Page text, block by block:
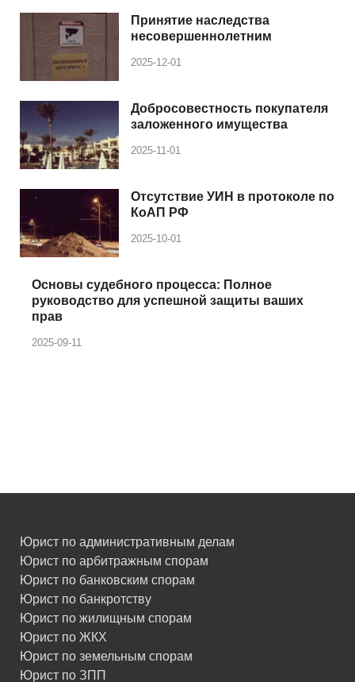
Принятие наследства
несовершеннолетним
2025-12-01
Добросовестность покупателя
заложенного имущества
2025-11-01
Отсутствие УИН в протоколе по
КоАП РФ
2025-10-01
Основы судебного процесса: Полное
руководство для успешной защиты ваших
прав
2025-09-11
Юрист по административным делам
Юрист по арбитражным спорам
Юрист по банковским спорам
Юрист по банкротству
Юрист по жилищным спорам
Юрист по ЖКХ
Юрист по земельным спорам
Юрист по ЗПП